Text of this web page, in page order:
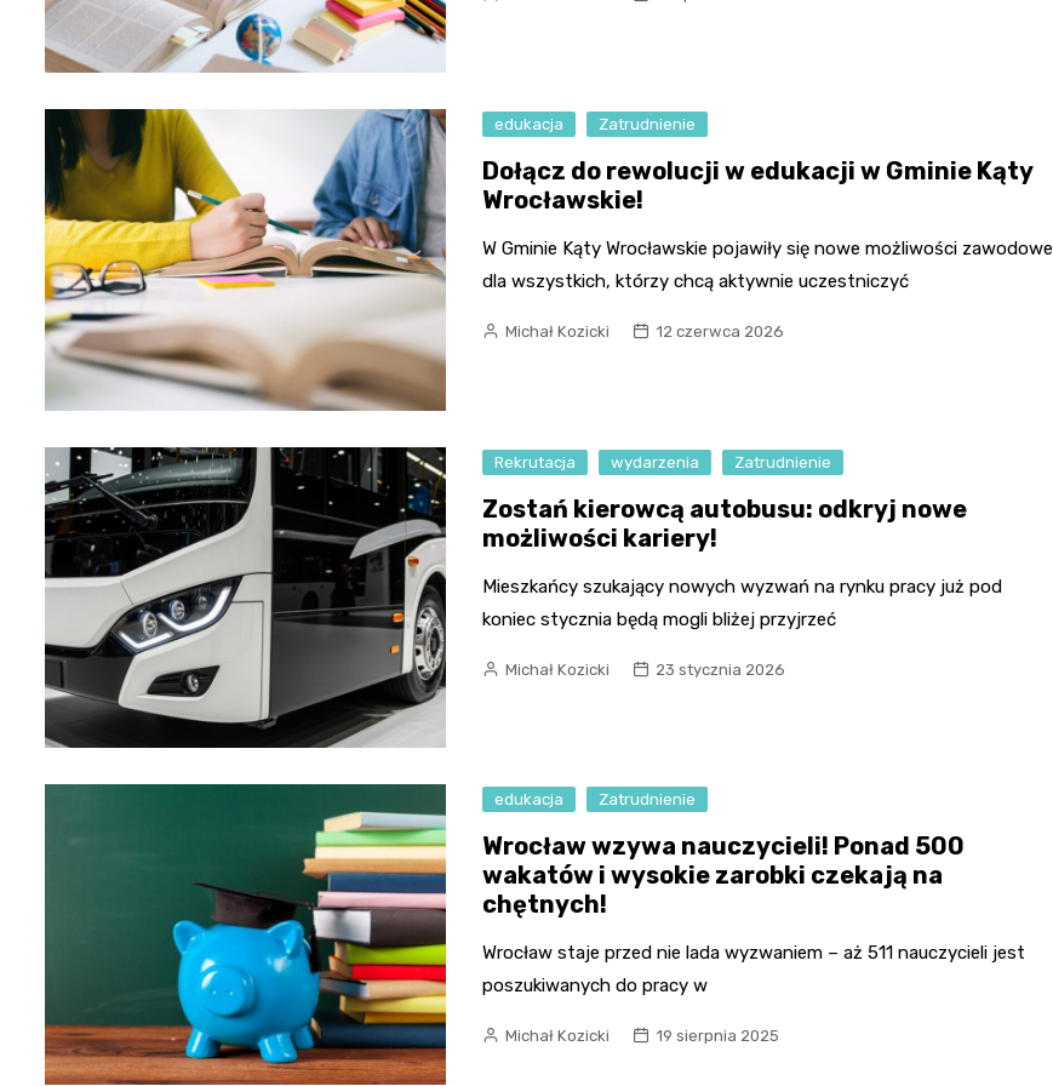
edukacja Zatrudnienie
Dołącz do rewolucji w edukacji w Gminie Kąty
Wrocławskie!
W Gminie Kąty Wrocławskie pojawiły się nowe możliwości zawodowe
dla wszystkich, którzy chcą aktywnie uczestniczyć
Michał Kozicki 12 czerwca 2026
Rekrutacja wydarzenia Zatrudnienie
Zostań kierowcą autobusu: odkryj nowe
możliwości kariery!
Mieszkańcy szukający nowych wyzwań na rynku pracy już pod
koniec stycznia będą mogli bliżej przyjrzeć
Michał Kozicki 23 stycznia 2026
edukacja Zatrudnienie
Wrocław wzywa nauczycieli! Ponad 500
wakatów i wysokie zarobki czekają na
chętnych!
Wrocław staje przed nie lada wyzwaniem – aż 511 nauczycieli jest
poszukiwanych do pracy w
Michał Kozicki 19 sierpnia 2025